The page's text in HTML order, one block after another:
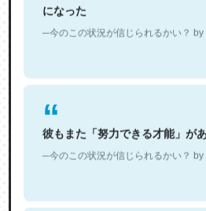
─今のこの状況が信じられるかい？ by
彼もまた「努力できる才能」が
─今のこの状況が信じられるかい？ by